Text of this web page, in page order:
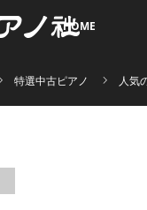
HOME
特選中古ピアノ 人気